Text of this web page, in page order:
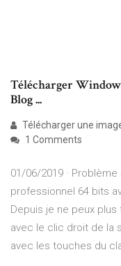
Télécharger
Blog ...
Télécharger une
1 Comments
01/06/2019 ·
professionnel 64 bits
Depuis je ne peux
avec le clic droit de la
avec les touches du